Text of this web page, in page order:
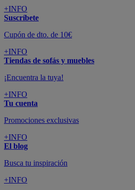
+INFO
Suscríbete
Cupón de dto. de 10€
+INFO
Tiendas de sofás y muebles
¡Encuentra la tuya!
+INFO
Tu cuenta
Promociones exclusivas
+INFO
El blog
Busca tu inspiración
+INFO